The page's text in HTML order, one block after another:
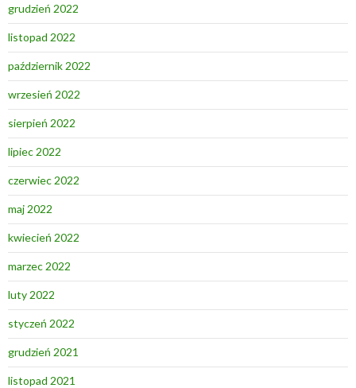
grudzień 2022
listopad 2022
październik 2022
wrzesień 2022
sierpień 2022
lipiec 2022
czerwiec 2022
maj 2022
kwiecień 2022
marzec 2022
luty 2022
styczeń 2022
grudzień 2021
listopad 2021